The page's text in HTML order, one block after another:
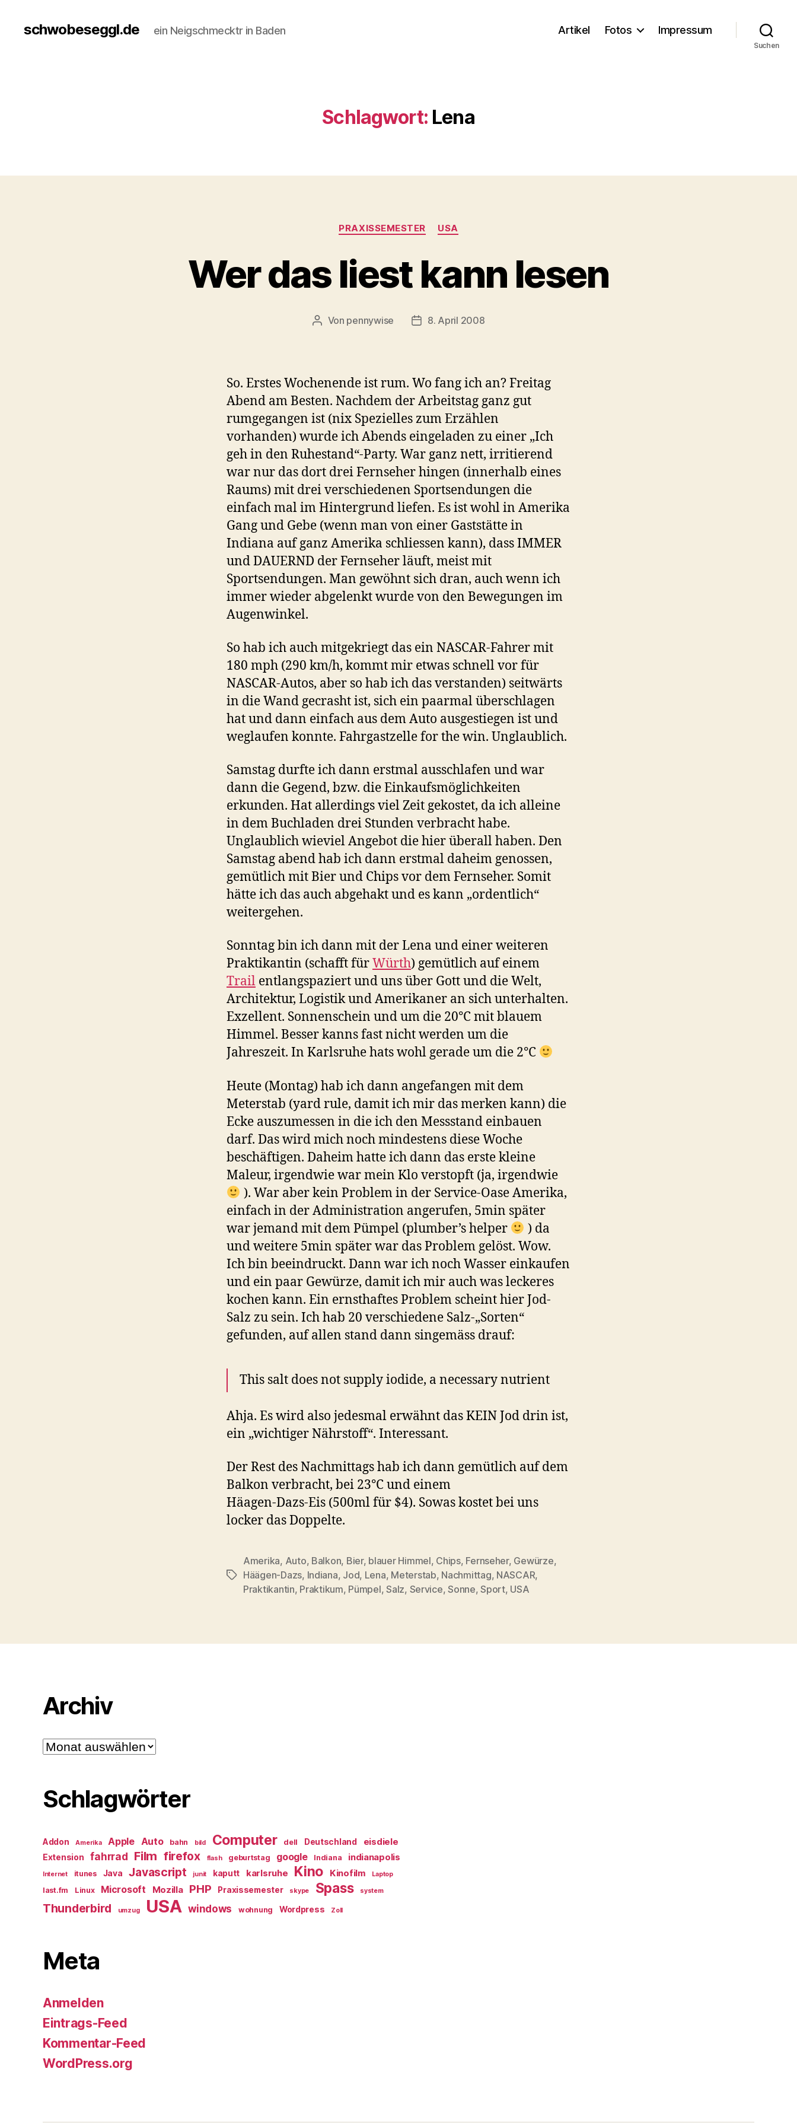
schwobeseggl.de ein Neigschmecktr in Baden Artikel Fotos Impressum
Suchen
Schlagwort: Lena
Kategorien
PRAXISSEMESTER USA
Wer das liest kann lesen
Beitragsautor
Von pennywise Veröffentlichungsdatum
8. April 2008
So. Erstes Wochenende ist rum. Wo fang ich an? Freitag
Abend am Besten. Nachdem der Arbeitstag ganz gut
rumgegangen ist (nix Spezielles zum Erzählen
vorhanden) wurde ich Abends eingeladen zu einer „Ich
geh in den Ruhestand“-Party. War ganz nett, irritierend
war nur das dort drei Fernseher hingen (innerhalb eines
Raums) mit drei verschiedenen Sportsendungen die
einfach mal im Hintergrund liefen. Es ist wohl in Amerika
Gang und Gebe (wenn man von einer Gaststätte in
Indiana auf ganz Amerika schliessen kann), dass IMMER
und DAUERND der Fernseher läuft, meist mit
Sportsendungen. Man gewöhnt sich dran, auch wenn ich
immer wieder abgelenkt wurde von den Bewegungen im
Augenwinkel.
So hab ich auch mitgekriegt das ein NASCAR-Fahrer mit
180 mph (290 km/h, kommt mir etwas schnell vor für
NASCAR-Autos, aber so hab ich das verstanden) seitwärts
in die Wand gecrasht ist, sich ein paarmal überschlagen
hat und dann einfach aus dem Auto ausgestiegen ist und
weglaufen konnte. Fahrgastzelle for the win. Unglaublich.
Samstag durfte ich dann erstmal ausschlafen und war
dann die Gegend, bzw. die Einkaufsmöglichkeiten
erkunden. Hat allerdings viel Zeit gekostet, da ich alleine
in dem Buchladen drei Stunden verbracht habe.
Unglaublich wieviel Angebot die hier überall haben. Den
Samstag abend hab ich dann erstmal daheim genossen,
gemütlich mit Bier und Chips vor dem Fernseher. Somit
hätte ich das auch abgehakt und es kann „ordentlich“
weitergehen.
Sonntag bin ich dann mit der Lena und einer weiteren
Praktikantin (schafft fürWürth) gemütlich auf einem
Trail entlangspaziert und uns über Gott und die Welt,
Architektur, Logistik und Amerikaner an sich unterhalten.
Exzellent. Sonnenschein und um die 20°C mit blauem
Himmel. Besser kanns fast nicht werden um die
Jahreszeit. In Karlsruhe hats wohl gerade um die 2°C
Heute (Montag) hab ich dann angefangen mit dem
Meterstab (yard rule, damit ich mir das merken kann) die
Ecke auszumessen in die ich den Messstand einbauen
darf. Das wird mich noch mindestens diese Woche
beschäftigen. Daheim hatte ich dann das erste kleine
Maleur, irgendwie war mein Klo verstopft (ja, irgendwie
). War aber kein Problem in der Service-Oase Amerika,
einfach in der Administration angerufen, 5min später
war jemand mit dem Pümpel (plumber’s helper
) da
und weitere 5min später war das Problem gelöst. Wow.
Ich bin beeindruckt. Dann war ich noch Wasser einkaufen
und ein paar Gewürze, damit ich mir auch was leckeres
kochen kann. Ein ernsthaftes Problem scheint hier Jod-
Salz zu sein. Ich hab 20 verschiedene Salz-„Sorten“
gefunden, auf allen stand dann singemäss drauf:
This salt does not supply iodide, a necessary nutrient
Ahja. Es wird also jedesmal erwähnt das KEIN Jod drin ist,
ein „wichtiger Nährstoff“. Interessant.
Der Rest des Nachmittags hab ich dann gemütlich auf dem
Balkon verbracht, bei 23°C und einem
Häagen-Dazs-Eis (500ml für $4). Sowas kostet bei uns
locker das Doppelte.
Schlagwörter
Amerika, Auto, Balkon, Bier, blauer Himmel, Chips, Fernseher, Gewürze,
Häägen-Dazs, Indiana, Jod, Lena, Meterstab, Nachmittag, NASCAR,
Praktikantin, Praktikum, Pümpel,Salz, Service,Sonne,Sport, USA
Archiv
Archiv
Schlagwörter
Addon Amerika Apple Auto bahn bild Computer dell Deutschland eisdiele
Extension fahrrad Film firefox flash geburtstag google Indiana indianapolis
Internet itunes Java Javascript junit kaputt karlsruhe Kino Kinofilm Laptop
last.fm Linux Microsoft Mozilla PHP Praxissemester skype Spass system
Thunderbird umzug USA windows wohnung Wordpress Zoll
Meta
Anmelden
Eintrags-Feed
Kommentar-Feed
WordPress.org